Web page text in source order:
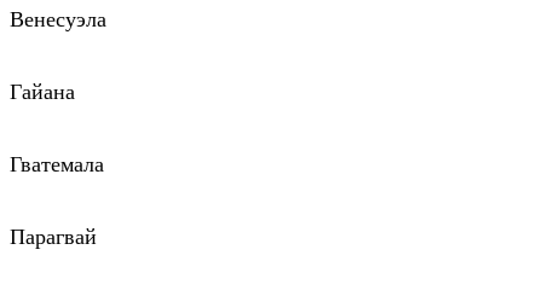
Венесуэла
Гайана
Гватемала
Парагвай